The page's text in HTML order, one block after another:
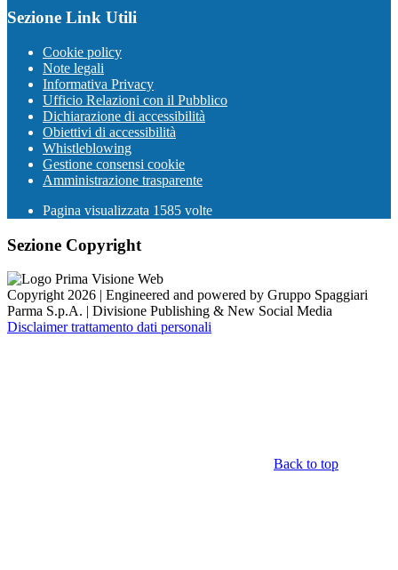
Sezione Link Utili
Cookie policy
Note legali
Informativa Privacy
Ufficio Relazioni con il Pubblico
Dichiarazione di accessibilità
Obiettivi di accessibilità
Whistleblowing
Gestione consensi cookie
Amministrazione trasparente
Pagina visualizzata 1585 volte
Sezione Copyright
Copyright 2026 | Engineered and powered by Gruppo Spaggiari
Parma S.p.A. | Divisione Publishing & New Social Media
Disclaimer trattamento dati personali
Back to top